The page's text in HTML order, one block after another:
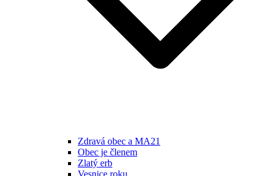
Zdravá obec a MA21
Obec je členem
Zlatý erb